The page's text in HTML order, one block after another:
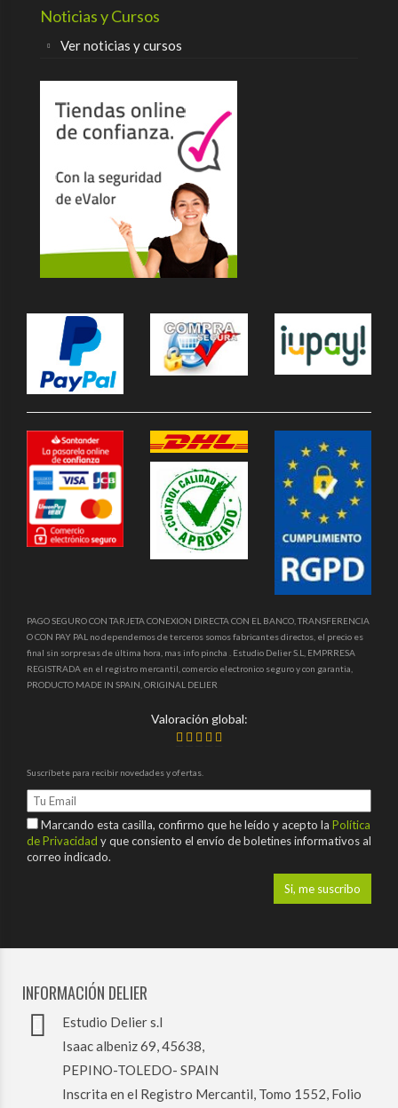
Noticias y Cursos
Ver noticias y cursos
PAGO SEGURO CON TARJETA CONEXION DIRECTA CON EL BANCO, TRANSFERENCIA
O CON PAY PAL no dependemos de terceros somos fabricantes directos, el precio es
final sin sorpresas de última hora, mas info pincha . Estudio Delier S.L, EMPRRESA
REGISTRADA en el registro mercantil, comercio electronico seguro y con garantia,
PRODUCTO MADE IN SPAIN, ORIGINAL DELIER
Valoración global:
Suscríbete para recibir novedades y ofertas.
Marcando esta casilla, confirmo que he leído y acepto la Política
de Privacidad y que consiento el envío de boletines informativos al
correo indicado.
INFORMACIÓN DELIER
Estudio Delier s.l
Isaac albeniz 69, 45638,
PEPINO-TOLEDO- SPAIN
Inscrita en el Registro Mercantil, Tomo 1552, Folio